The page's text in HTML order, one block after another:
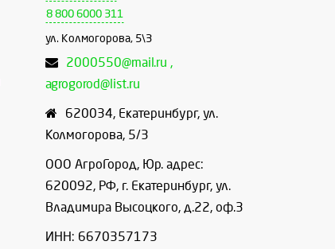
8 800 6000 311
ул. Колмогорова, 5\3
2000550@mail.ru ,
agrogorod@list.ru
620034, Екатеринбург, ул.
Колмогорова, 5/3
ООО АгроГород, Юр. адрес:
620092, РФ, г. Екатеринбург, ул.
Владимира Высоцкого, д.22, оф.3
ИНН: 6670357173